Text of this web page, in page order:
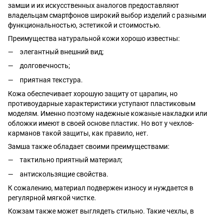
замши и их искусственных аналогов предоставляют
владельцам смартфонов широкий выбор изделий с разными
функциональностью, эстетикой и стоимостью.
Преимущества натуральной кожи хорошо известны:
элегантный внешний вид;
долговечность;
приятная текстура.
Кожа обеспечивает хорошую защиту от царапин, но
противоударные характеристики уступают пластиковым
моделям. Именно поэтому надежные кожаные накладки или
обложки имеют в своей основе пластик. Но вот у чехлов-
карманов такой защиты, как правило, нет.
Замша также обладает своими преимуществами:
тактильно приятный материал;
антискользящие свойства.
К сожалению, материал подвержен износу и нуждается в
регулярной мягкой чистке.
Кожзам также может выглядеть стильно. Такие чехлы, в